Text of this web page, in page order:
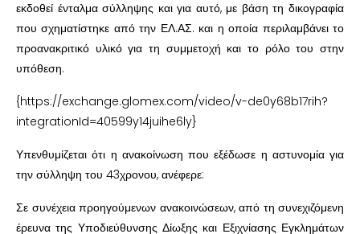
εκδοθεί ένταλμα σύλληψης και για αυτό, με βάση τη δικογραφία
που σχηματίστηκε από την ΕΛ.ΑΣ. και η οποία περιλαμβάνει το
προανακριτικό υλικό για τη συμμετοχή και το ρόλο του στην
υπόθεση.
{https://exchange.glomex.com/video/v-de0y68b17rih?
integrationId=40599y14juihe6ly}
Υπενθυμίζεται ότι η ανακοίνωση που εξέδωσε η αστυνομία για
την σύλληψη του 43χρονου, ανέφερε:
Σε συνέχεια προηγούμενων ανακοινώσεων, από τη συνεχιζόμενη
έρευνα της Υποδιεύθυνσης Δίωξης και Εξιχνίασης Εγκλημάτων